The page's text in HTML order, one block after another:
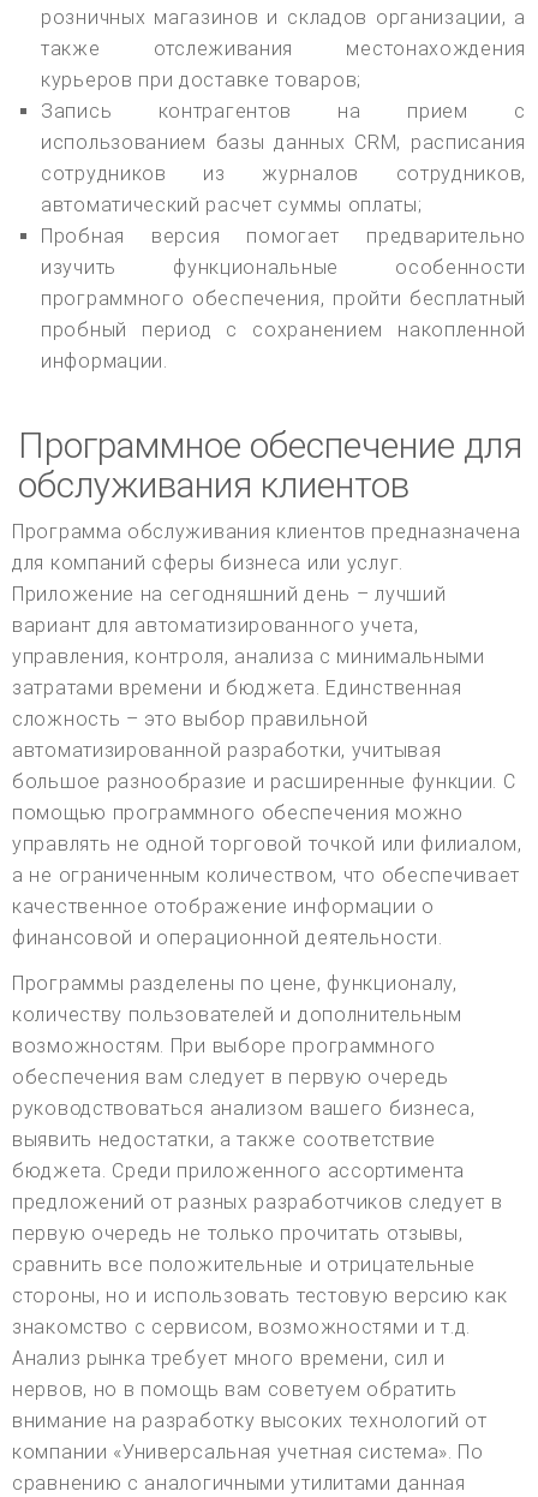
розничных магазинов и складов организации, а
также отслеживания местонахождения
курьеров при доставке товаров;
Запись контрагентов на прием с
использованием базы данных CRM, расписания
сотрудников из журналов сотрудников,
автоматический расчет суммы оплаты;
Пробная версия помогает предварительно
изучить функциональные особенности
программного обеспечения, пройти бесплатный
пробный период с сохранением накопленной
информации.
Программное обеспечение для
обслуживания клиентов
Программа обслуживания клиентов предназначена
для компаний сферы бизнеса или услуг.
Приложение на сегодняшний день – лучший
вариант для автоматизированного учета,
управления, контроля, анализа с минимальными
затратами времени и бюджета. Единственная
сложность – это выбор правильной
автоматизированной разработки, учитывая
большое разнообразие и расширенные функции. С
помощью программного обеспечения можно
управлять не одной торговой точкой или филиалом,
а не ограниченным количеством, что обеспечивает
качественное отображение информации о
финансовой и операционной деятельности.
Программы разделены по цене, функционалу,
количеству пользователей и дополнительным
возможностям. При выборе программного
обеспечения вам следует в первую очередь
руководствоваться анализом вашего бизнеса,
выявить недостатки, а также соответствие
бюджета. Среди приложенного ассортимента
предложений от разных разработчиков следует в
первую очередь не только прочитать отзывы,
сравнить все положительные и отрицательные
стороны, но и использовать тестовую версию как
знакомство с сервисом, возможностями и т.д.
Анализ рынка требует много времени, сил и
нервов, но в помощь вам советуем обратить
внимание на разработку высоких технологий от
компании «Универсальная учетная система». По
сравнению с аналогичными утилитами данная